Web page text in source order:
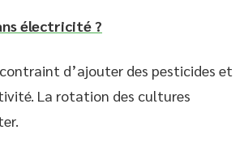
électricité ?
d’ajouter des pesticides et
La rotation des cultures